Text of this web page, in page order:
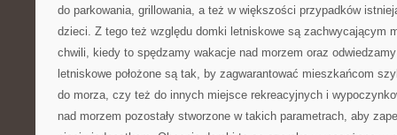
do parkowania, grillowania, a też w większości przypadków
dzieci. Z tego też względu domki letniskowe są zachwycającym
chwili, kiedy to spędzamy wakacje nad morzem oraz
letniskowe położone są tak, by zagwarantować mieszkańcom
do morza, czy też do innych miejsce rekreacyjnych i
nad morzem pozostały stworzone w takich parametrach, aby